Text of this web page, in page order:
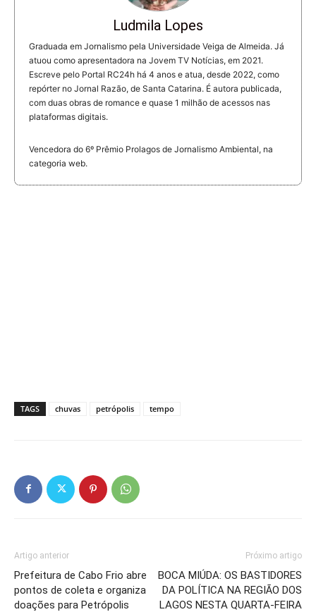
Ludmila Lopes
Graduada em Jornalismo pela Universidade Veiga de Almeida. Já
atuou como apresentadora na Jovem TV Notícias, em 2021.
Escreve pelo Portal RC24h há 4 anos e atua, desde 2022, como
repórter no Jornal Razão, de Santa Catarina. É autora publicada,
com duas obras de romance e quase 1 milhão de acessos nas
plataformas digitais.
Vencedora do 6º Prêmio Prolagos de Jornalismo Ambiental, na
categoria web.
TAGS chuvas petrópolis tempo
Artigo anterior
Prefeitura de Cabo Frio abre
pontos de coleta e organiza
doações para Petrópolis
Próximo artigo
BOCA MIÚDA: OS BASTIDORES
DA POLÍTICA NA REGIÃO DOS
LAGOS NESTA QUARTA-FEIRA